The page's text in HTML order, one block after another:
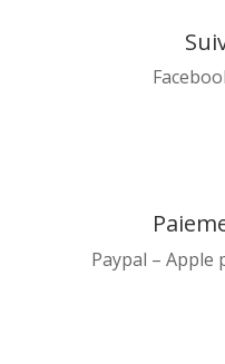
Paypal – Apple